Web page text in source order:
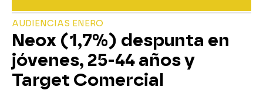
AUDIENCIAS ENERO
Neox (1,7%) despunta en
jóvenes, 25-44 años y
Target Comercial